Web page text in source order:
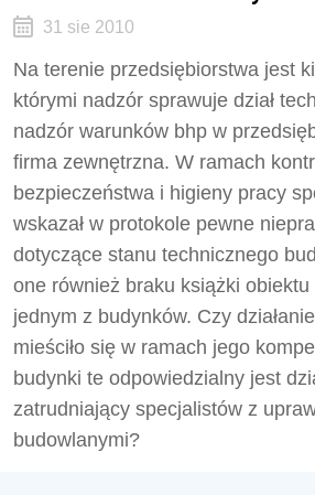
31 sie 2010
Na terenie przedsiębiorstwa jest
którymi nadzór sprawuje dział
nadzór warunków bhp w
firma zewnętrzna. W ramach
bezpieczeństwa i higieny pracy
wskazał w protokole pewne
dotyczące stanu technicznego
one również braku książki
jednym z budynków. Czy
mieściło się w ramach jego
budynki te odpowiedzialny jest
zatrudniający specjalistów z
budowlanymi?